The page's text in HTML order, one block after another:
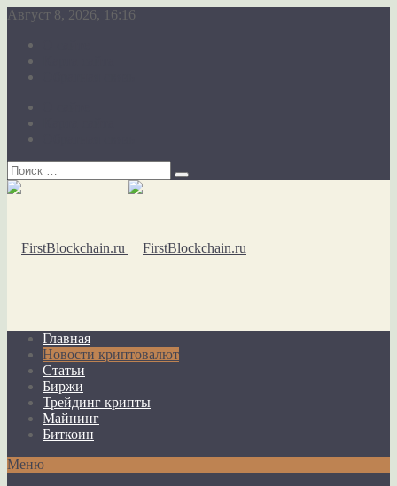
Август 8, 2026, 16:16
Главная
Новости криптовалют
Статьи
Биржи
Трейдинг крипты
Майнинг
Биткоин
Меню